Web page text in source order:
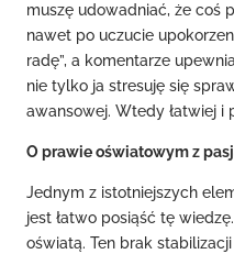
muszę udowadniać, że coś
nawet po uczucie
radę”, a komentarze
nie tylko ja stresuję się
awansowej. Wtedy łatwiej i
O prawie oświatowym z
Jednym z istotniejszych
jest łatwo posiąść tę
oświatą. Ten brak